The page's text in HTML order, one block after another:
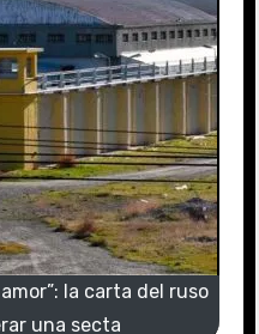
la carta del ruso
una secta